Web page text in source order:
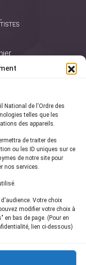
National de l'Ordre des
telles que les
des appareils.
de traiter des
ou les ID uniques sur ce
de notre site pour
nos services.
Votre choix
modifier votre choix à
en bas de page. (Pour en
lien ci-dessous)
16
newsletter